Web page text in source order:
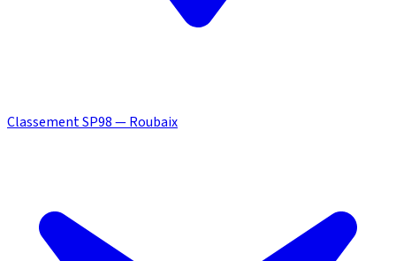
Classement SP98 — Roubaix